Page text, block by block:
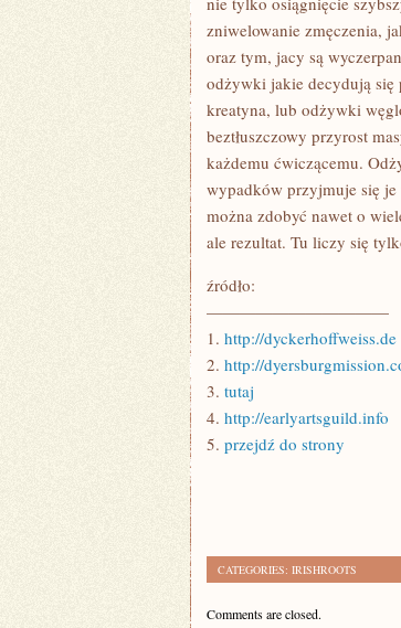
zniwelowanie zmęczenia,
oraz tym, jacy są
odżywki jakie decydują się
kreatyna, lub odżywki
beztłuszczowy przyrost
każdemu ćwiczącemu.
wypadków przyjmuje się je
można zdobyć nawet o
ale rezultat. Tu liczy się
źródło:
———————————
1. http://dyckerhoffweiss.de
2. http://
3. tutaj
4. http://earlyartsguild.info
5. przejdź do strony
CATEGORIES: IRISHROOTS
Comments are closed.